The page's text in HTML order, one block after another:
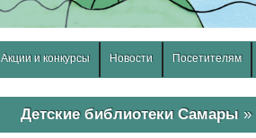
Акции и конкурсы Новости Посетителям
Детские библиотеки Самары »